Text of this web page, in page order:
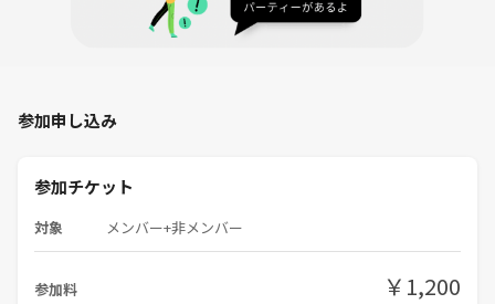
参加申し込み
参加チケット
対象 メンバー+非メンバー
参加料 ￥1,200